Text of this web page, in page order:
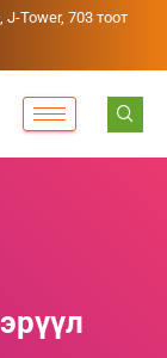
Tower, 703 тоот